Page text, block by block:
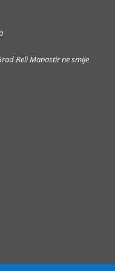
Beli Manastir ne smije